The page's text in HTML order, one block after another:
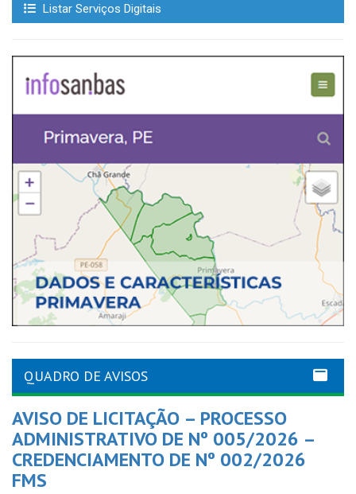
Listar Serviços Digitais
QUADRO DE AVISOS
AVISO DE LICITAÇÃO – PROCESSO
ADMINISTRATIVO DE Nº 005/2026 –
CREDENCIAMENTO DE Nº 002/2026
FMS